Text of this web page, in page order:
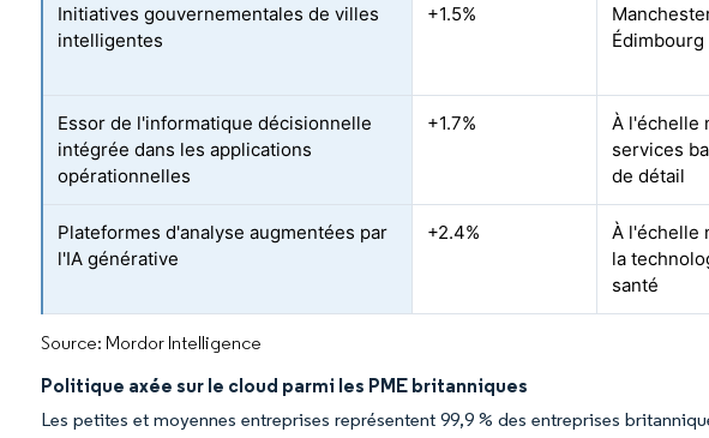
Initiatives gouvernementales de villes
intelligentes
+1.5%
Édimbourg
Essor de l'informatique décisionnelle
intégrée dans les applications
opérationnelles
+1.7%
À l'échelle
services
de détail
Plateformes d'analyse augmentées par
l'IA générative
+2.4%
À l'échelle
la
santé
Source: Mordor Intelligence
Politique axée sur le cloud parmi les PME britanniques
Les petites et moyennes entreprises représentent 99,9 % des entreprises